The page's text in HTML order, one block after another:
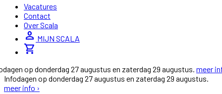
Vacatures
Contact
Over Scala
person MIJN SCALA
shopping_cart
op donderdag 27 augustus en zaterdag 29 augustus. meer
Infodagen op donderdag 27 augustus en zaterdag 29 augustus.
meer info ›